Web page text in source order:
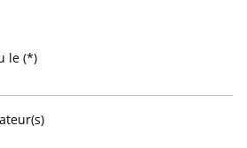
le (*)